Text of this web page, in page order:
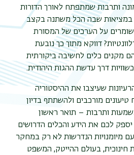
ותרבות שמתפתח לאורך הדורות
במציאות שבה הכל משתנה בקצב
על הערכים של המסורת
דווקא מתוך כך נובעת
מקנים כלים לחשיבה ביקורתית
דרך עדשת ההגות היהודית.
שעיצבו את ההיסטוריה
טיעונים מורכבים ולהשתתף בדיון
ותרבות – תואר ראשון
יספק לכם את הידע והכלים הדרושים
עם מיומנויות הנדרשות לא רק במחקר
חינוכית, בעולם ההייטק, המשפט